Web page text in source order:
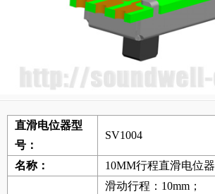
直滑电位器型
号：
SV1004
名称： 10MM行程直滑电位器
滑动行程：10mm；